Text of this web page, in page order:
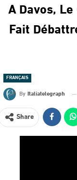
A Davos,
Fait
FRANÇAIS
By Italiatelegraph
Share